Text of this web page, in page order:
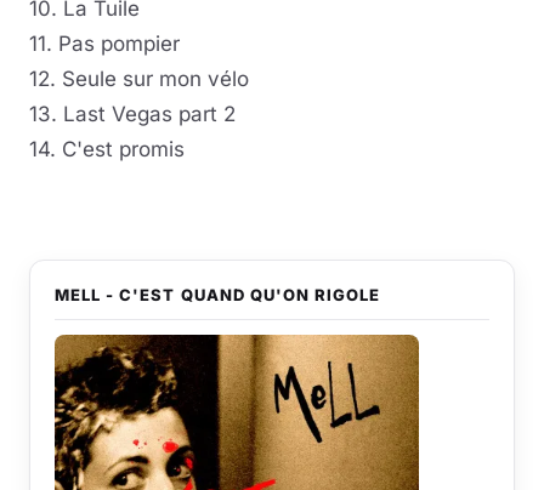
10. La Tuile
11. Pas pompier
12. Seule sur mon vélo
13. Last Vegas part 2
14. C'est promis
MELL - C'EST QUAND QU'ON RIGOLE